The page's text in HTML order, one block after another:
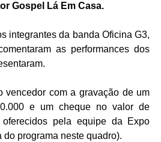
Gospel Lá Em Casa.
integrantes da banda Oficina G3,
as performances dos
vencedor com a gravação de um
e um cheque no valor de
pela equipe da Expo
do programa neste quadro).